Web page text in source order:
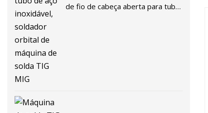
de fio de cabeça aberta para tubo